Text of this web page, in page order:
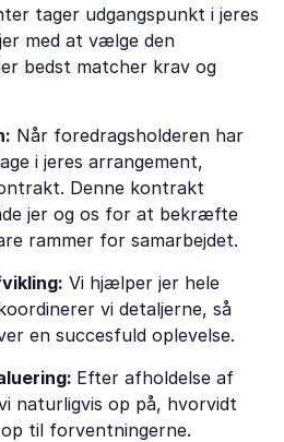
tager udgangspunkt i jeres
med at vælge den
bedst matcher krav og
Når foredragsholderen har
i jeres arrangement,
Denne kontrakt
jer og os for at bekræfte
rammer for samarbejdet.
Vi hjælper jer hele
vi detaljerne, så
en succesfuld oplevelse.
Efter afholdelse af
naturligvis op på, hvorvidt
til forventningerne.